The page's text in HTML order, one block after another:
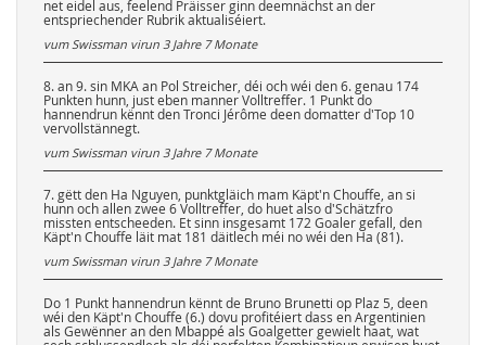
net eidel aus, feelend Präisser ginn deemnächst an der
entspriechender Rubrik aktualiséiert.
vum Swissman virun 3 Jahre 7 Monate
8. an 9. sin MKA an Pol Streicher, déi och wéi den 6. genau 174
Punkten hunn, just eben manner Volltreffer. 1 Punkt do
hannendrun kënnt den Tronci Jérôme deen domatter d'Top 10
vervollstännegt.
vum Swissman virun 3 Jahre 7 Monate
7. gëtt den Ha Nguyen, punktgläich mam Käpt'n Chouffe, an si
hunn och allen zwee 6 Volltreffer, do huet also d'Schätzfro
missten entscheeden. Et sinn insgesamt 172 Goaler gefall, den
Käpt'n Chouffe läit mat 181 däitlech méi no wéi den Ha (81).
vum Swissman virun 3 Jahre 7 Monate
Do 1 Punkt hannendrun kënnt de Bruno Brunetti op Plaz 5, deen
wéi den Käpt'n Chouffe (6.) dovu profitéiert dass en Argentinien
als Gewënner an den Mbappé als Goalgetter gewielt haat, wat